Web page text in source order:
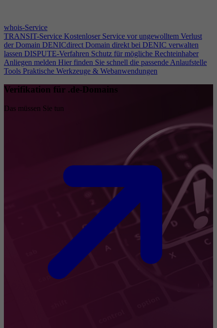
whois-Service
TRANSIT-Service Kostenloser Service vor ungewolltem Verlust
der Domain DENICdirect Domain direkt bei DENIC verwalten
lassen DISPUTE-Verfahren Schutz für mögliche Rechteinhaber
Anliegen melden Hier finden Sie schnell die passende Anlaufstelle
Tools Praktische Werkzeuge & Webanwendungen
Verifikation für .de-Domains
Das müssen Sie tun